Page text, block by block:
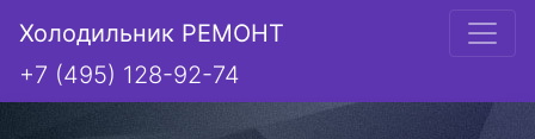
Холодильник РЕМОНТ
+7 (495) 128-92-74